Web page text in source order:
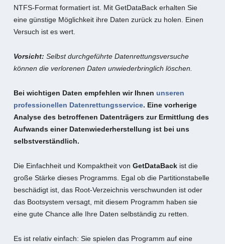
NTFS-Format formatiert ist. Mit GetDataBack erhalten Sie
eine günstige Möglichkeit ihre Daten zurück zu holen. Einen
Versuch ist es wert.
Vorsicht: Selbst durchgeführte Datenrettungsversuche
können die verlorenen Daten unwiederbringlich löschen.
Bei wichtigen Daten empfehlen wir Ihnen unseren
professionellen Datenrettungsservice. Eine vorherige
Analyse des betroffenen Datenträgers zur Ermittlung des
Aufwands einer Datenwiederherstellung ist bei uns
selbstverständlich.
Die Einfachheit und Kompaktheit von GetDataBackist die
große Stärke dieses Programms. Egal ob die Partitionstabelle
beschädigt ist, das Root-Verzeichnis verschwunden ist oder
das Bootsystem versagt, mit diesem Programm haben sie
eine gute Chance alle Ihre Daten selbständig zu retten.
Es ist relativ einfach: Sie spielen das Programm auf eine